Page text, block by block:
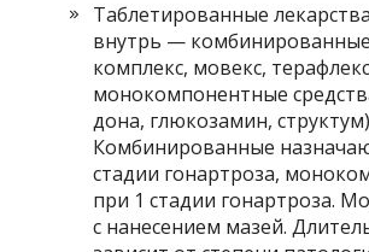
Таблетированные
внутрь —
комплекс, мовекс,
монокомпонентные
дона, глюкозамин,
Комбинированные
стадии гонартроза,
при 1 стадии гонартроза.
с нанесением мазей.